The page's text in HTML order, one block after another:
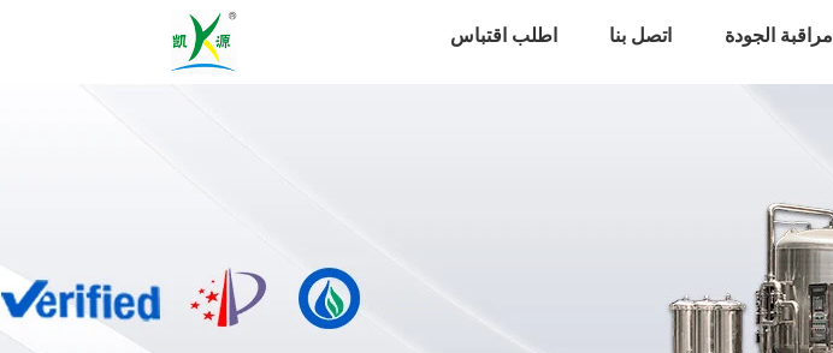
مراقبة الجودة اتصل بنا اطلب اقتباس